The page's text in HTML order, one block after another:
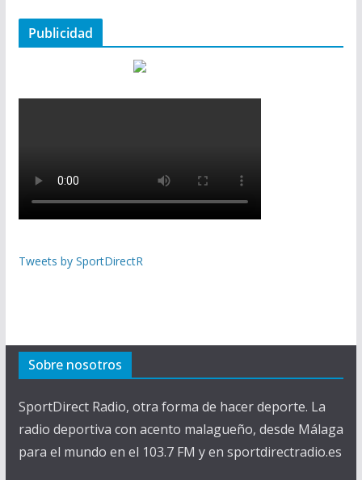
Publicidad
Tweets by SportDirectR
Sobre nosotros
SportDirect Radio, otra forma de hacer deporte. La
radio deportiva con acento malagueño, desde Málaga
para el mundo en el 103.7 FM y en sportdirectradio.es